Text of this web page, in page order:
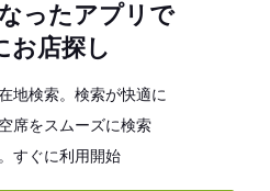
ったアプリで
お店探し
地検索。検索が快適に
席をスムーズに検索
すぐに利用開始